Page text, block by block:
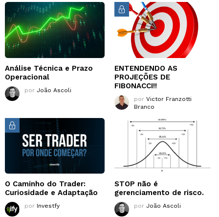
Análise Técnica e Prazo
Operacional
por João Ascoli
ENTENDENDO AS
PROJEÇÕES DE
FIBONACCI!!
por Victor Franzotti
Branco
O Caminho do Trader:
Curiosidade e Adaptação
por Investfy
STOP não é
gerenciamento de risco.
por João Ascoli